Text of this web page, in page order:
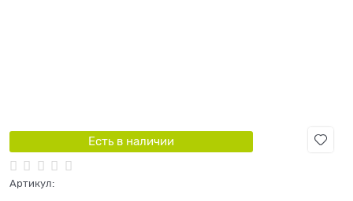
Есть в наличии
Артикул: